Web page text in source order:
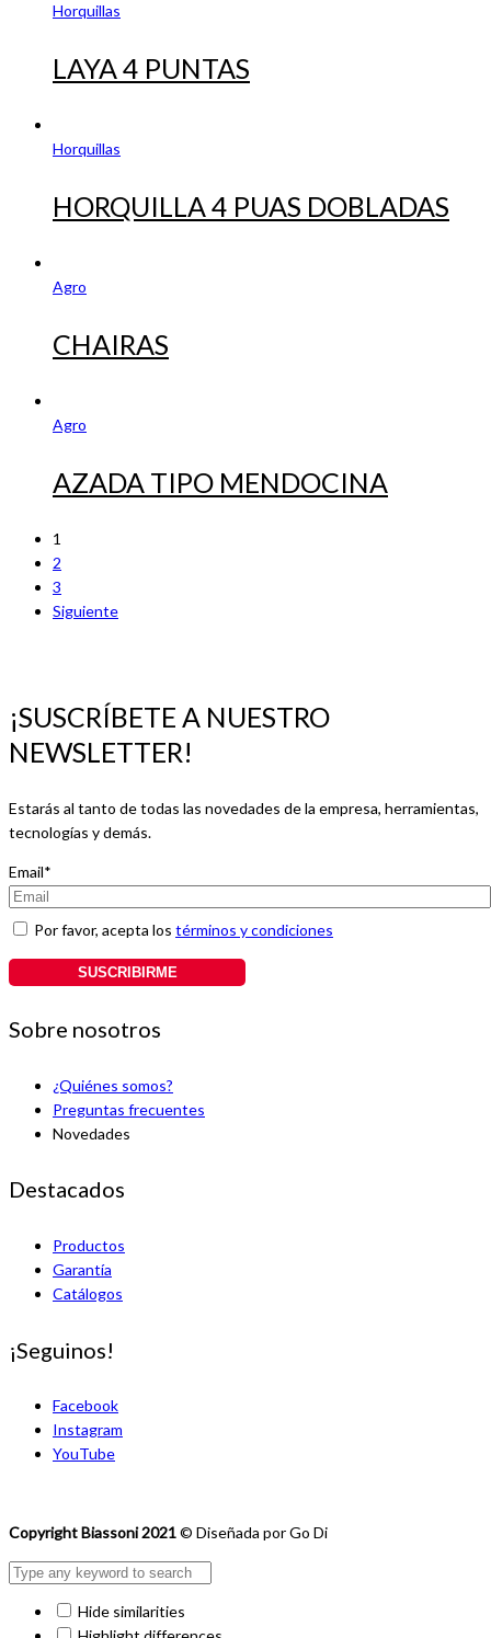
Horquillas
LAYA 4 PUNTAS
Horquillas
HORQUILLA 4 PUAS DOBLADAS
Agro
CHAIRAS
Agro
AZADA TIPO MENDOCINA
1
2
3
Siguiente
¡SUSCRÍBETE A NUESTRO
NEWSLETTER!
Estarás al tanto de todas las novedades de la empresa, herramientas,
tecnologías y demás.
Email*
Por favor, acepta los términos y condiciones
Sobre nosotros
¿Quiénes somos?
Preguntas frecuentes
Novedades
Destacados
Productos
Garantía
Catálogos
¡Seguinos!
Facebook
Instagram
YouTube
Copyright Biassoni 2021© Diseñada por Go Di
Hide similarities